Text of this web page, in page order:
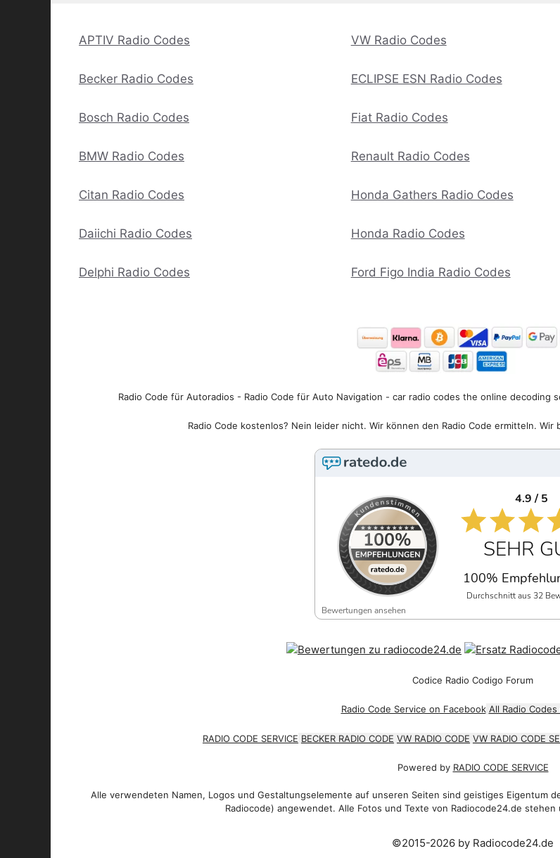
APTIV Radio Codes
Becker Radio Codes
Bosch Radio Codes
BMW Radio Codes
Citan Radio Codes
Daiichi Radio Codes
Delphi Radio Codes
VW Radio Codes
ECLIPSE ESN Radio Codes
Fiat Radio Codes
Renault Radio Codes
Honda Gathers Radio Codes
Honda Radio Codes
Ford Figo India Radio Codes
Radio Code für Autoradios - Radio Code für Auto Navigation - car radio codes the online
Radio Code kostenlos? Nein leider nicht. Wir können den Radio Code ermitteln. Wir
4.9 / 5
SEHR
100%
Durchschnitt aus 32
Bewertungen ansehen
Codice Radio Codigo Forum
Radio Code Service on Facebook All Radio
RADIO CODE SERVICE BECKER RADIO CODE VW RADIO CODE VW RADIO CODE
Powered by RADIO CODE SERVICE
Alle verwendeten Namen, Logos und Gestaltungselemente auf unseren Seiten sind geistiges Eigentum
Radiocode) angewendet. Alle Fotos und Texte von Radiocode24.de
©2015-2026 by Radiocode24.de